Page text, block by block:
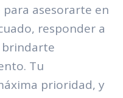
asesorarte en
responder a
brindarte
Tu
prioridad, y